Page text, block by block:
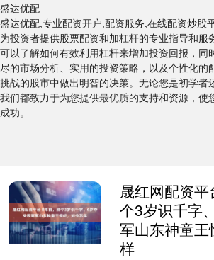
盛达优配
盛达优配,专业配资开户,配资服务,在线配资炒股
为投资者提供股票配资和加杠杆的专业指导和服
可以了解如何有效利用杠杆来增加投资回报，同
尽的市场分析、实用的投资策略，以及个性化的
挑战的股市中做出明智的决策。无论您是初学者
我们都致力于为您提供最优质的支持和资源，使
成功。
晟红网配资
个3岁识千字
军山东神童
样